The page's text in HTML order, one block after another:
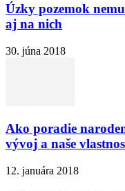
Úzky pozemok
aj na nich
30. júna 2018
Ako poradie
vývoj a naše
12. januára 2018